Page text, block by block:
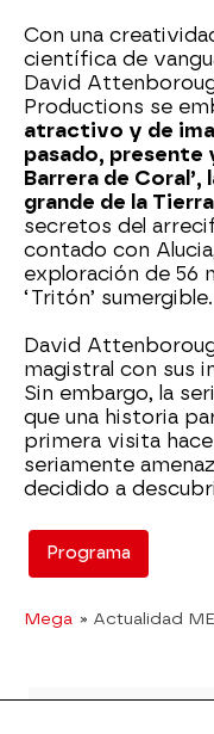
Con una
científica de
David
Productions se
atractivo y de
pasado, presente
Barrera de
grande de la Tierra
secretos del
contado con
exploración de 56
‘Tritón’ sumergible.
David
magistral con sus
Sin embargo, la
que una historia
primera visita
seriamente
decidido a
Programa
Mega » Actualidad